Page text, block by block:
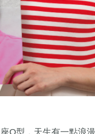
O型，天生有一點浪